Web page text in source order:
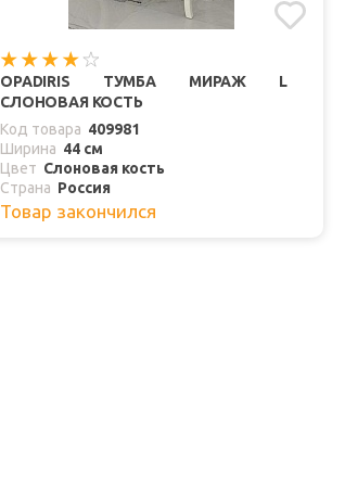
OPADIRIS ТУМБА МИРАЖ L
СЛОНОВАЯ КОСТЬ
Код товара 409981
Ширина 44 см
Цвет Слоновая кость
Страна Россия
Товар закончился